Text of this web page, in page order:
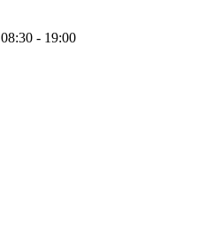
08:30 - 19:00